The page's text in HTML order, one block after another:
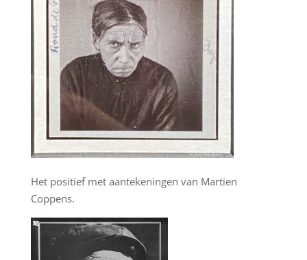
Het positief met aantekeningen van Martien
Coppens.